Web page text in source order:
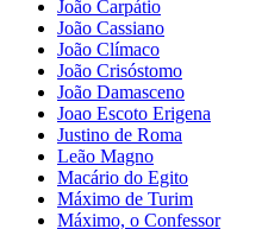
João Carpátio
João Cassiano
João Clímaco
João Crisóstomo
João Damasceno
Joao Escoto Erigena
Justino de Roma
Leão Magno
Macário do Egito
Máximo de Turim
Máximo, o Confessor